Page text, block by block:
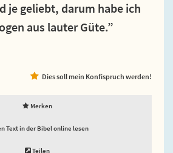
je geliebt, darum habe ich
aus lauter Güte.”
Dies soll mein Konfispruch werden!
Merken
Text in der Bibel online lesen
Teilen